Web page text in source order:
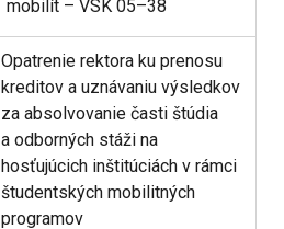
mobilít – VSK 05–38
Opatrenie rektora ku prenosu
kreditov a uznávaniu výsledkov
za absolvovanie časti štúdia
a odborných stáži na
hosťujúcich inštitúciách v rámci
študentských mobilitných
programov